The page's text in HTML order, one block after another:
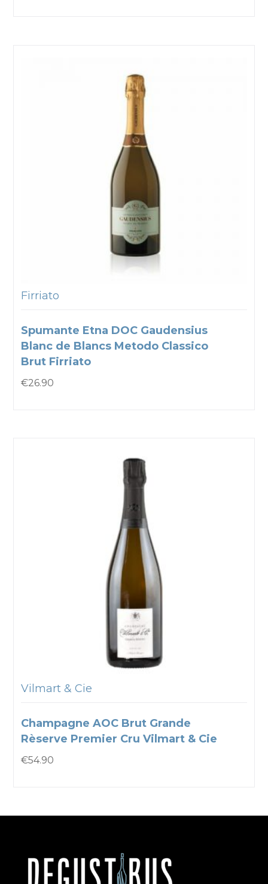
Firriato
Spumante Etna DOC Gaudensius
Blanc de Blancs Metodo Classico
Brut Firriato
€26.90
Vilmart & Cie
Champagne AOC Brut Grande
Rèserve Premier Cru Vilmart & Cie
€54.90